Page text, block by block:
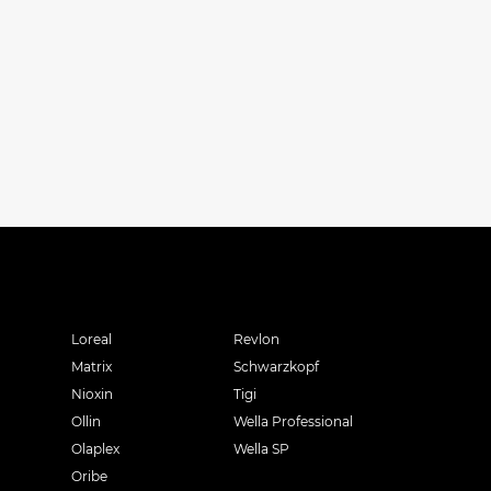
Loreal
Matrix
Nioxin
Ollin
Olaplex
Oribe
Revlon
Schwarzkopf
Tigi
Wella Professional
Wella SP